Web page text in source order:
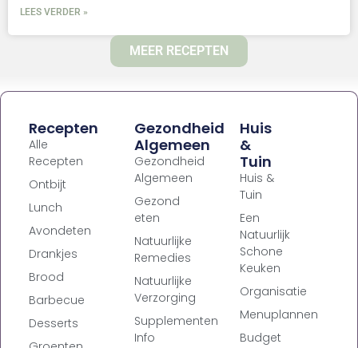
LEES VERDER »
MEER RECEPTEN
Recepten
Alle
Recepten
Ontbijt
Lunch
Avondeten
Drankjes
Brood
Barbecue
Desserts
Gezondheid
Algemeen
Gezondheid
Algemeen
Gezond
eten
Natuurlijke
Remedies
Natuurlijke
Verzorging
Supplementen
Info
Huis
&
Tuin
Huis &
Tuin
Een
Natuurlijk
Schone
Keuken
Organisatie
Menuplannen
Budget